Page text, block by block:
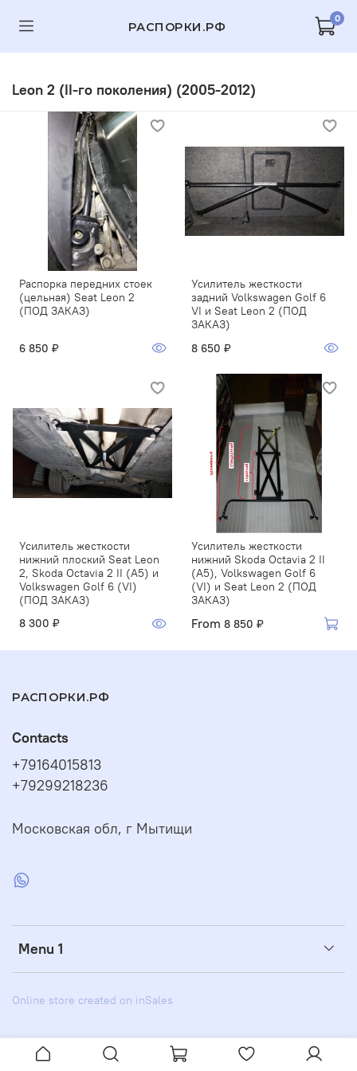
РАСПОРКИ.РФ
0
Leon 2 (II-го поколения) (2005-2012)
Распорка передних стоек
(цельная) Seat Leon 2
(ПОД ЗАКАЗ)
6 850 ₽
Усилитель жесткости
задний Volkswagen Golf 6
VI и ​Seat Leon 2 (ПОД
ЗАКАЗ)
8 650 ₽
Усилитель жесткости
нижний плоский Seat Leon
2, Skoda Octavia 2 II (A5) и
Volkswagen Golf 6 (VI)
(ПОД ЗАКАЗ)
8 300 ₽
Усилитель жесткости
нижний Skoda Octavia 2 II
(A5), Volkswagen Golf 6
(VI) и Seat Leon 2 (ПОД
ЗАКАЗ)
From 8 850 ₽
РАСПОРКИ.РФ
Menu 1
Contacts
+79164015813
+79299218236
Московская обл, г Мытищи
Online store created on inSales